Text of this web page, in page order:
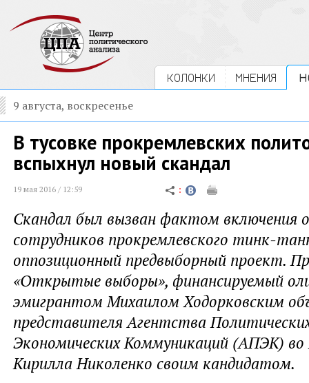
КОЛОНКИ МНЕНИЯ
9 августа, воскресенье
В тусовке прокремлевских
вспыхнул новый скандал
19 мая 2016 / 12:59
Скандал был вызван фактом включения
сотрудников прокремлевского тинк-
оппозиционный предвыборный проект.
«Открытые выборы», финансируемый
эмигрантом Михаилом Ходорковским
представителя Агентства
Экономических Коммуникаций (АПЭК) во
Кирилла Николенко своим кандидатом.